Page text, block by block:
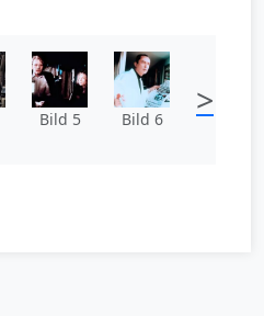
Bild 5 Bild 6 >